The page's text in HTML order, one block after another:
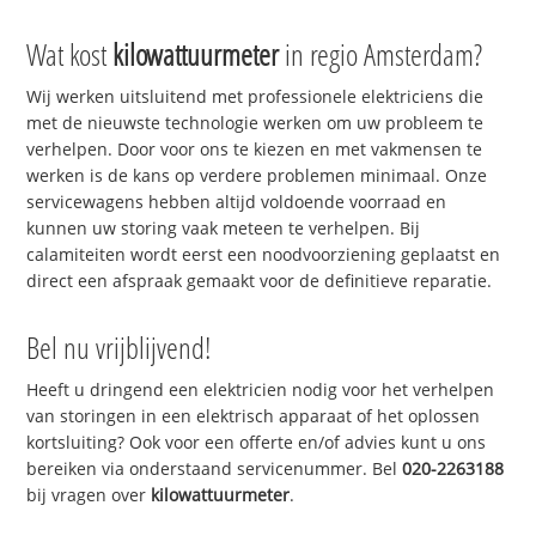
Wat kostkilowattuurmeterin regio Amsterdam?
Wij werken uitsluitend met professionele elektriciens die
met de nieuwste technologie werken om uw probleem te
verhelpen. Door voor ons te kiezen en met vakmensen te
werken is de kans op verdere problemen minimaal. Onze
servicewagens hebben altijd voldoende voorraad en
kunnen uw storing vaak meteen te verhelpen. Bij
calamiteiten wordt eerst een noodvoorziening geplaatst en
direct een afspraak gemaakt voor de definitieve reparatie.
Bel nu vrijblijvend!
Heeft u dringend een elektricien nodig voor het verhelpen
van storingen in een elektrisch apparaat of het oplossen
kortsluiting? Ook voor een offerte en/of advies kunt u ons
bereiken via onderstaand servicenummer. Bel020-2263188
bij vragen over kilowattuurmeter.